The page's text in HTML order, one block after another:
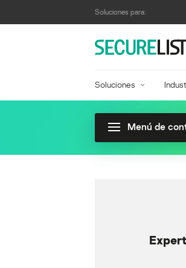
Soluciones para:
Soluciones
Menú de
Expert